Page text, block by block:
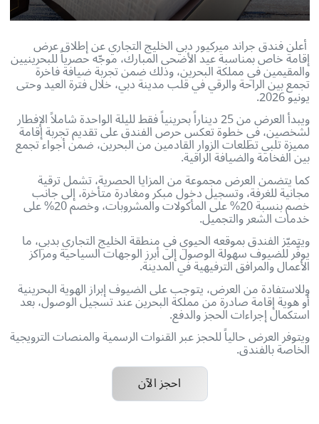
فندق جراند ميركيور دبي الخليج التجاري عن إطلاق عرض
خاص بمناسبة عيد الأضحى المبارك، موجّه حصرياً للبحرينيين
في مملكة البحرين، وذلك ضمن تجربة ضيافة فاخرة
الراحة والرقي في قلب مدينة دبي، خلال فترة العيد وحتى
ويبدأ العرض من 25 ديناراً بحرينياً فقط لليلة الواحدة شاملاً الإفطار
في خطوة تعكس حرص الفندق على تقديم تجربة إقامة
تلبي تطلعات الزوار القادمين من البحرين، ضمن أجواء تجمع
والضيافة الراقية.
العرض مجموعة من المزايا الحصرية، تشمل ترقية
للغرفة، وتسجيل دخول مبكر ومغادرة متأخرة، إلى جانب
خصم بنسبة 20% على المأكولات والمشروبات، وخصم 20% على
الشعر والتجميل.
الفندق بموقعه الحيوي في منطقة الخليج التجاري بدبي، ما
سهولة الوصول إلى أبرز الوجهات السياحية ومراكز
والمرافق الترفيهية في المدينة.
من العرض، يتوجب على الضيوف إبراز الهوية البحرينية